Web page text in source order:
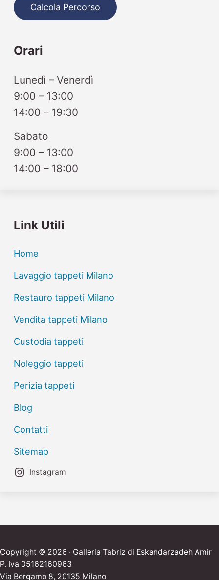
Calcola Percorso
Orari
Lunedì – Venerdì
9:00 – 13:00
14:00 – 19:30
Sabato
9:00 – 13:00
14:00 – 18:00
Link Utili
Home
Lavaggio tappeti Milano
Restauro tappeti Milano
Vendita tappeti Milano
Custodia tappeti
Noleggio tappeti
Perizia tappeti
Blog
Contatti
Sitemap
Instagram
Copyright © 2026 · Galleria Tabriz di Eskandarzadeh Amir
P. Iva 05162160963
Via Bergamo 8, 20135 Milano